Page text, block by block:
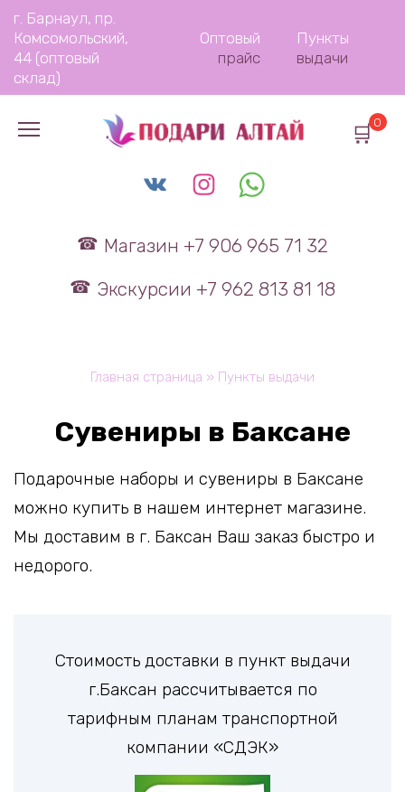
Перейти
содержанию
г. Барнаул, пр.
Комсомольский,
44 (оптовый
склад)
Оптовый
прайс
Пункты
выдачи
Магазин +7 906 965 71 32
Экскурсии +7 962 813 81 18
0
Главная страница » Пункты выдачи
Сувениры в Баксане
Подарочные наборы и сувениры в Баксане
можно купить в нашем интернет магазине.
Мы доставим в г. Баксан Ваш заказ быстро и
недорого.
Стоимость доставки в пункт выдачи
г.Баксан рассчитывается по
тарифным планам транспортной
компании «СДЭК»